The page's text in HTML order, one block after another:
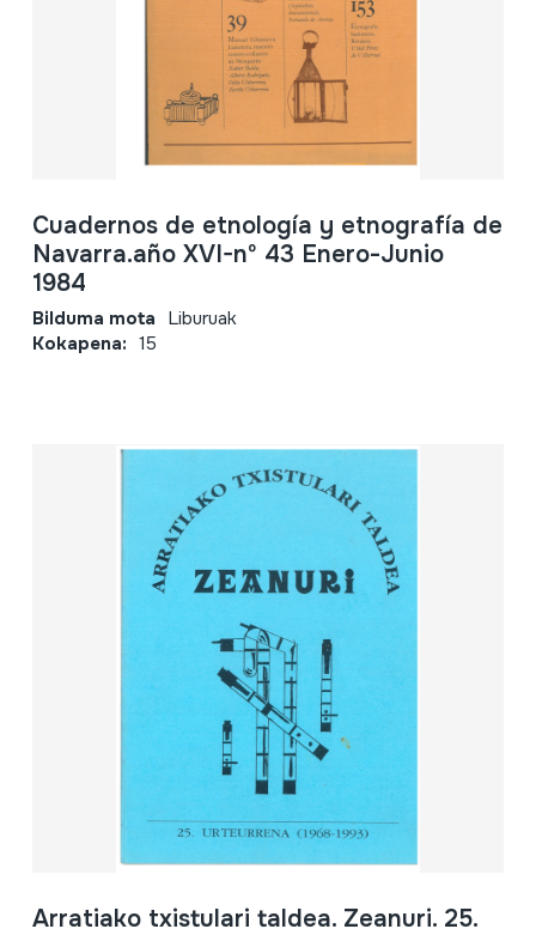
Cuadernos de etnología y etnografía de
Navarra.año XVI-nº 43 Enero-Junio
1984
Bilduma mota Liburuak
Kokapena: 15
Arratiako txistulari taldea. Zeanuri. 25.